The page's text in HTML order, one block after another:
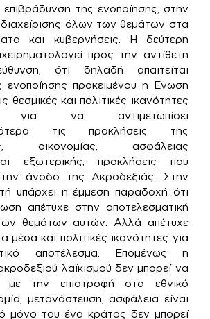
επιβράδυνση της ενοποίησης, στην
όλων των θεμάτων στα
και κυβερνήσεις. Η δεύτερη
προς την αντίθετη
ότι δηλαδή απαιτείται
ενοποίησης προκειμένου η Ενωση
θεσμικές και πολιτικές ικανότητες
για να αντιμετωπίσει
τις προκλήσεις της
οικονομίας, ασφάλειας
εξωτερικής, προκλήσεις που
άνοδο της Ακροδεξιάς. Στην
υπάρχει η έμμεση παραδοχή ότι
απέτυχε στην αποτελεσματική
θεμάτων αυτών. Αλλά απέτυχε
μέσα και πολιτικές ικανότητες για
αποτέλεσμα. Επομένως η
λαϊκισμού δεν μπορεί να
με την επιστροφή στο εθνικό
μετανάστευση, ασφάλεια είναι
μόνο του ένα κράτος δεν μπορεί